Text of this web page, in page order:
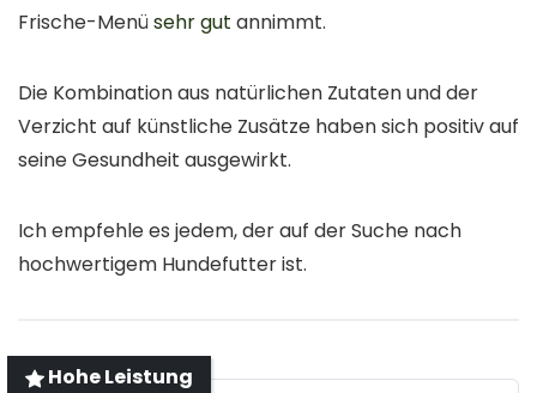
Frische-Menüsehr gut annimmt.
Die Kombination aus natürlichen Zutaten und der
Verzicht auf künstliche Zusätze haben sich positiv auf
seine Gesundheit ausgewirkt.
Ich empfehle es jedem, der auf der Suche nach
hochwertigem Hundefutter ist.
Hohe Leistung